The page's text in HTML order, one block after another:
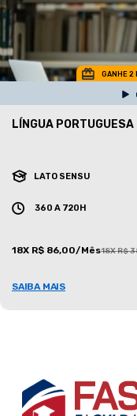
GANHE 2
LÍNGUA
LATO SENSU
360 A 720H
18X R$ 86,00/Mês18X R$
SAIBA MAIS